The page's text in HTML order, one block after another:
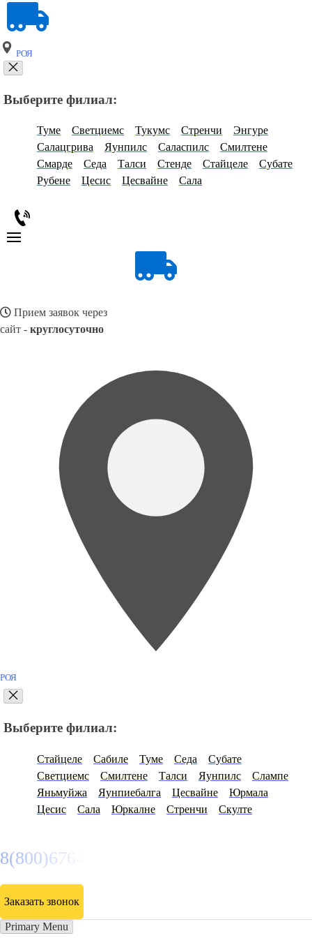
РОЯ
Выберите филиал:
Туме Светциемс Тукумс Стренчи
Энгуре
Салацгрива
Яунпилс Саласпилс
Смилтене
Смарде
Седа Талси Стенде Стайцеле
Субате
Рубене
Цесис Цесвайне Сала
Прием заявок через
сайт - круглосуточно
РОЯ
Выберите филиал:
Стайцеле Сабиле Туме Седа
Субате
Светциемс
Смилтене Талси Яунпилс
Слампе
Яньмуйжа
Яунпиебалга Цесвайне
Юрмала
Цесис
Сала Юркалне Стренчи Скулте
8(800)6764935
Заказать звонок
Primary Menu